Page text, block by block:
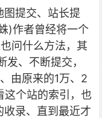
图提交、站长提
)作者曾经将一个
问什么方法，其
、不断提交，
由原来的1万、2
个站的索引，也
录、直到最近才